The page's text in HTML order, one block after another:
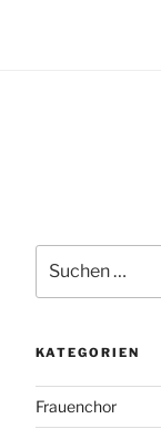
nach:
KATEGORIEN
Frauenchor